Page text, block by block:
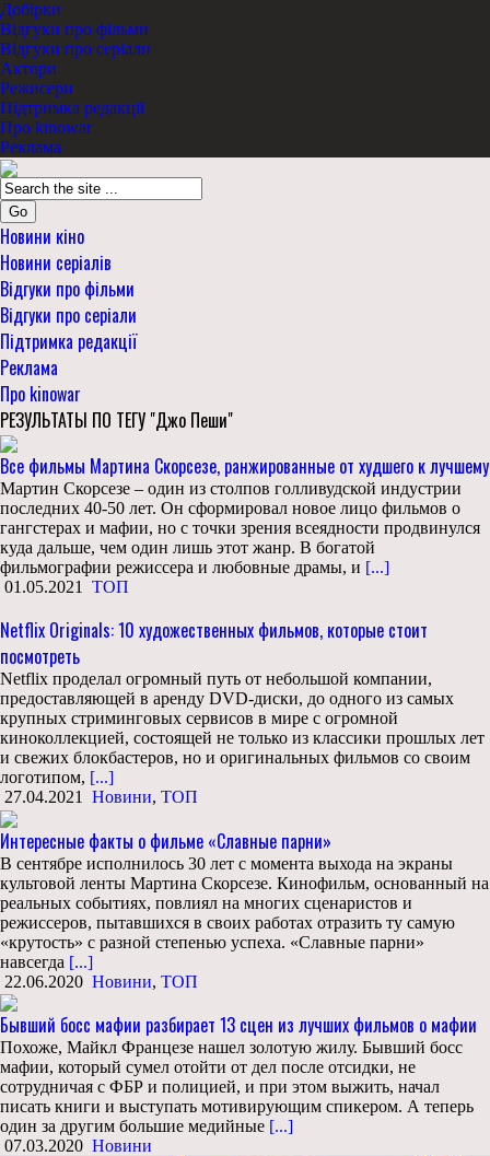
Добірки
Відгуки про фільми
Відгуки про серіали
Актори
Режисери
Підтримка редакції
Про kinowar
Реклама
Go
Новини кіно
Новини серіалів
Відгуки про фільми
Відгуки про серіали
Підтримка редакції
Реклама
Про kinowar
РЕЗУЛЬТАТЫ ПО ТЕГУ "Джо Пеши"
Все фильмы Мартина Скорсезе, ранжированные от худшего к лучшему
Мартин Скорсезе – один из столпов голливудской индустрии
последних 40-50 лет. Он сформировал новое лицо фильмов о
гангстерах и мафии, но с точки зрения всеядности продвинулся
куда дальше, чем один лишь этот жанр. В богатой
фильмографии режиссера и любовные драмы, и [...]
01.05.2021
ТОП
Netflix Originals: 10 художественных фильмов, которые стоит
посмотреть
Netflix проделал огромный путь от небольшой компании,
предоставляющей в аренду DVD-диски, до одного из самых
крупных стриминговых сервисов в мире с огромной
киноколлекцией, состоящей не только из классики прошлых лет
и свежих блокбастеров, но и оригинальных фильмов со своим
логотипом, [...]
27.04.2021
Новини, ТОП
Интересные факты о фильме «Славные парни»
В сентябре исполнилось 30 лет с момента выхода на экраны
культовой ленты Мартина Скорсезе. Кинофильм, основанный на
реальных событиях, повлиял на многих сценаристов и
режиссеров, пытавшихся в своих работах отразить ту самую
«крутость» с разной степенью успеха. «Славные парни»
навсегда [...]
22.06.2020 Новини, ТОП
Бывший босс мафии разбирает 13 сцен из лучших фильмов о мафии
Похоже, Майкл Францезе нашел золотую жилу. Бывший босс
мафии, который сумел отойти от дел после отсидки, не
сотрудничая с ФБР и полицией, и при этом выжить, начал
писать книги и выступать мотивирующим спикером. А теперь
один за другим большие медийные [...]
07.03.2020 Новини